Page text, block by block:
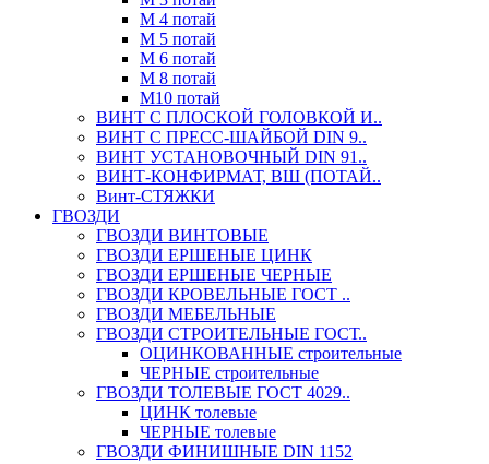
М 4 потай
М 5 потай
М 6 потай
М 8 потай
М10 потай
ВИНТ С ПЛОСКОЙ ГОЛОВКОЙ И..
ВИНТ С ПРЕСС-ШАЙБОЙ DIN 9..
ВИНТ УСТАНОВОЧНЫЙ DIN 91..
ВИНТ-КОНФИРМАТ, ВШ (ПОТАЙ..
Винт-СТЯЖКИ
ГВОЗДИ
ГВОЗДИ ВИНТОВЫЕ
ГВОЗДИ ЕРШЕНЫЕ ЦИНК
ГВОЗДИ ЕРШЕНЫЕ ЧЕРНЫЕ
ГВОЗДИ КРОВЕЛЬНЫЕ ГОСТ ..
ГВОЗДИ МЕБЕЛЬНЫЕ
ГВОЗДИ СТРОИТЕЛЬНЫЕ ГОСТ..
ОЦИНКОВАННЫЕ строительные
ЧЕРНЫЕ строительные
ГВОЗДИ ТОЛЕВЫЕ ГОСТ 4029..
ЦИНК толевые
ЧЕРНЫЕ толевые
ГВОЗДИ ФИНИШНЫЕ DIN 1152